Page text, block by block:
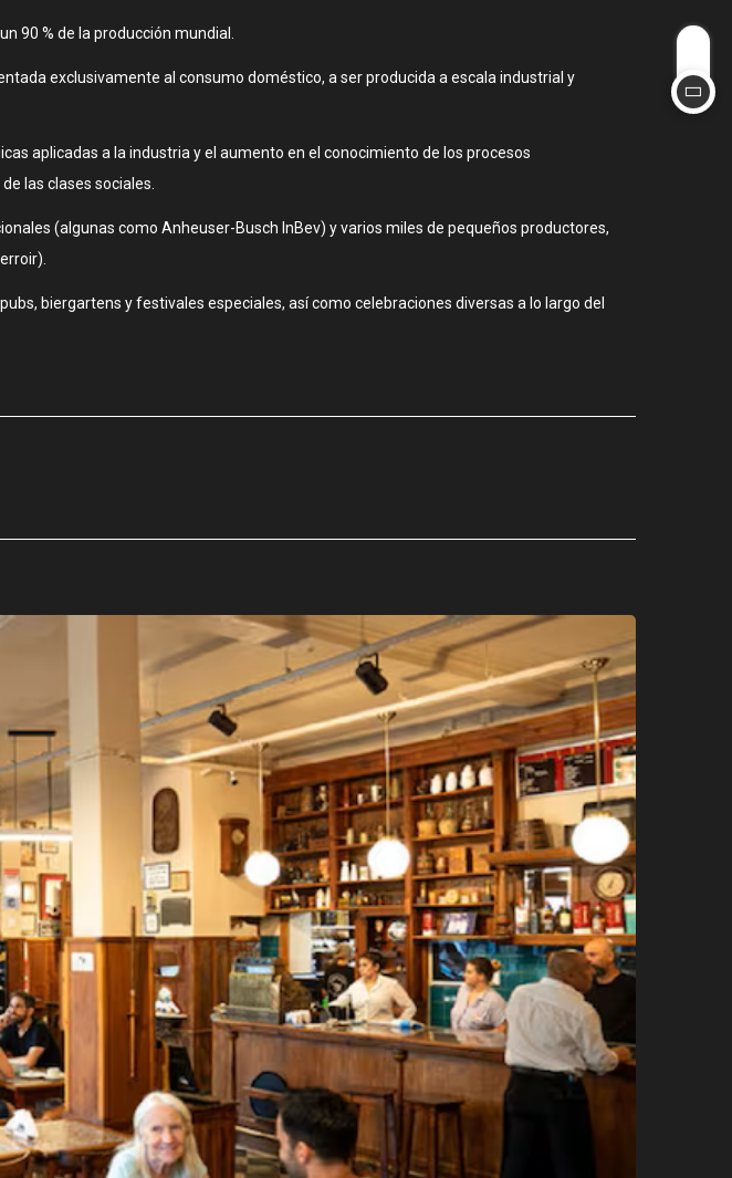
90 % de la producción mundial.
exclusivamente al consumo doméstico, a ser producida a escala industrial y
aplicadas a la industria y el aumento en el conocimiento de los procesos
las clases sociales.
(algunas como Anheuser-Busch InBev) y varios miles de pequeños productores,
biergartens y festivales especiales, así como celebraciones diversas a lo largo del